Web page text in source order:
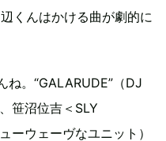
くんはかける曲が劇的に
ね。“GALARUDE”（DJ
笹沼位吉＜SLY
ーウェーヴなユニット）